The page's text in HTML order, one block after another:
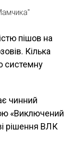
пішов на
Кілька
системну
чинний
«Виключений
рішення ВЛК